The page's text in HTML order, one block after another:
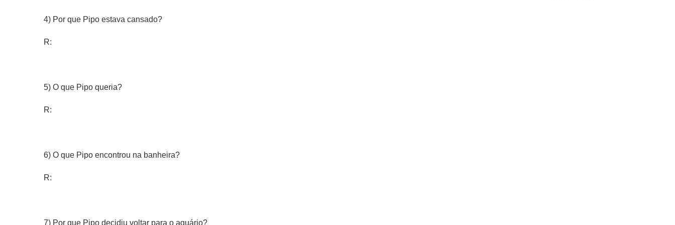
4) Por que Pipo estava cansado?
R:
5) O que Pipo queria?
R:
6) O que Pipo encontrou na banheira?
R:
7) Por que Pipo decidiu voltar para o aquário?